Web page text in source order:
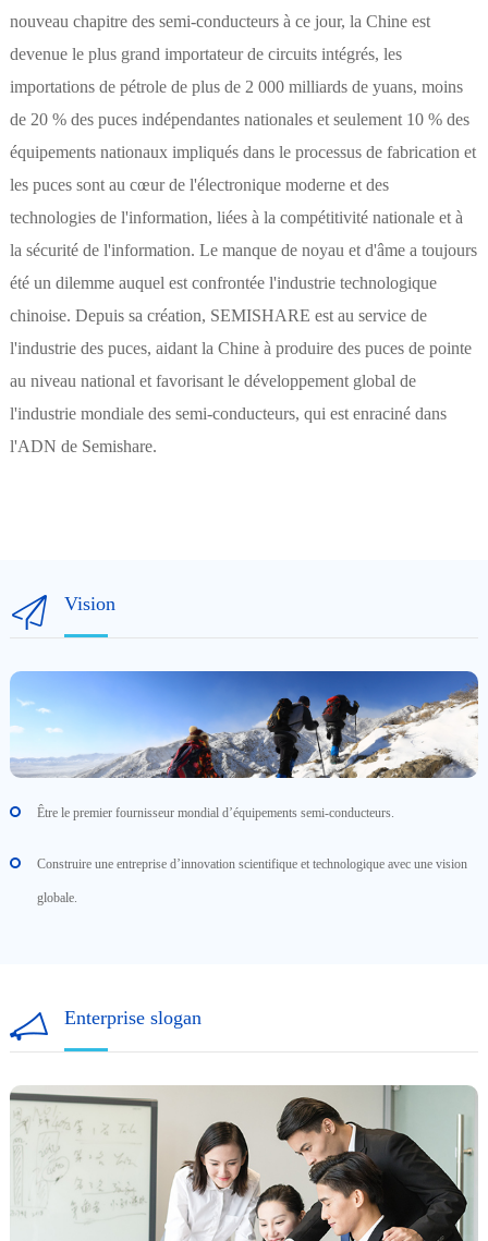
nouveau chapitre des semi-conducteurs à ce jour, la Chine est
devenue le plus grand importateur de circuits intégrés, les
importations de pétrole de plus de 2 000 milliards de yuans, moins
de 20 % des puces indépendantes nationales et seulement 10 % des
équipements nationaux impliqués dans le processus de fabrication et
les puces sont au cœur de l'électronique moderne et des
technologies de l'information, liées à la compétitivité nationale et à
la sécurité de l'information. Le manque de noyau et d'âme a toujours
été un dilemme auquel est confrontée l'industrie technologique
chinoise. Depuis sa création, SEMISHARE est au service de
l'industrie des puces, aidant la Chine à produire des puces de pointe
au niveau national et favorisant le développement global de
l'industrie mondiale des semi-conducteurs, qui est enraciné dans
l'ADN de Semishare.
Vision
Être le premier fournisseur mondial d’équipements semi-conducteurs.
Construire une entreprise d’innovation scientifique et technologique avec une vision
globale.
Enterprise slogan